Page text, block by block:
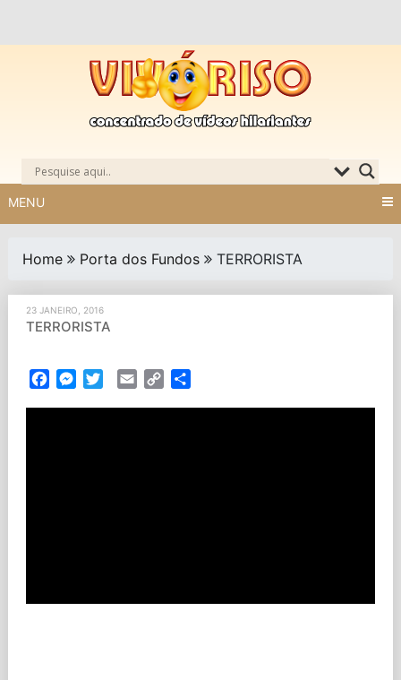
MENU
Home Porta dos Fundos TERRORISTA
23 JANEIRO, 2016
TERRORISTA
FacebookMessenger
TwitterEmail Copy